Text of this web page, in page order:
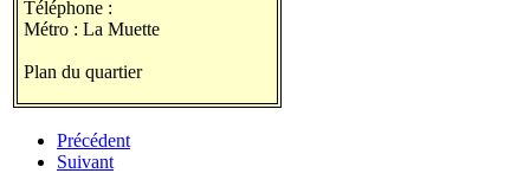
Téléphone :
Métro : La Muette
Plan du quartier
Précédent
Suivant